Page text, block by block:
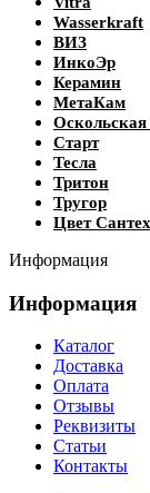
Wasserkraft
ВИЗ
ИнкоЭр
Керамин
МетаКам
Старт
Тесла
Тритон
Тругор
Цвет
Информация
Информация
Каталог
Доставка
Оплата
Отзывы
Реквизиты
Статьи
Контакты